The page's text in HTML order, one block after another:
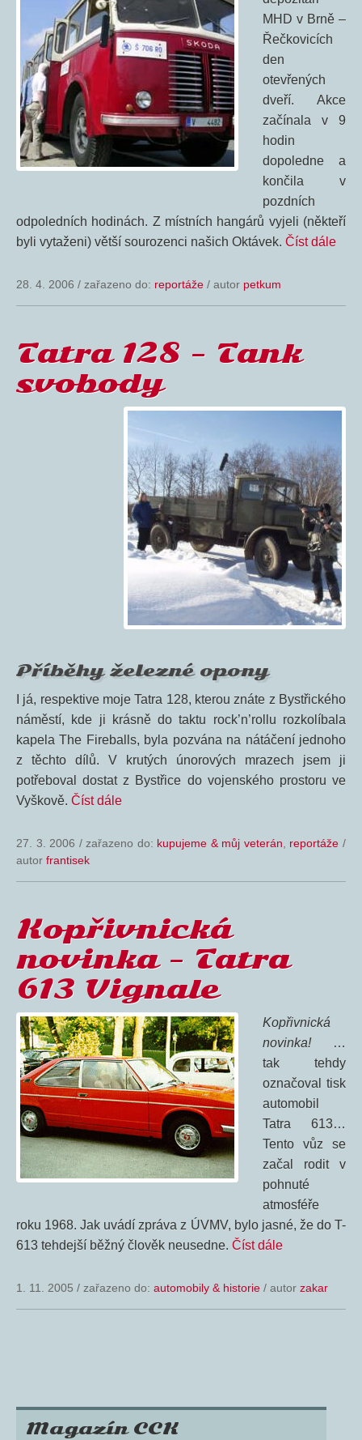
MHD v Brně –
Řečkovicích
den
otevřených
dveří. Akce
začínala v 9
hodin
dopoledne a
končila v
pozdních
odpoledních hodinách. Z místních hangárů vyjeli (někteří
byli vytaženi) větší sourozenci našich Oktávek. Číst dále
28. 4. 2006 / zařazeno do: reportáže / autor petkum
Tatra 128 – Tank
svobody
Příběhy železné opony
I já, respektive moje Tatra 128, kterou znáte z Bystřického
náměstí, kde ji krásně do taktu rock’n’rollu rozkolíbala
kapela The Fireballs, byla pozvána na nátáčení jednoho
z těchto dílů. V krutých únorových mrazech jsem ji
potřeboval dostat z Bystřice do vojenského prostoru ve
Vyškově. Číst dále
27. 3. 2006 / zařazeno do: kupujeme & můj veterán reportáže /
autor frantisek
Kopřivnická
novinka – Tatra
613 Vignale
Kopřivnická
novinka!…
tak tehdy
označoval tisk
automobil
Tatra 613…
Tento vůz se
začal rodit v
pohnuté
atmosféře
roku 1968. Jak uvádí zpráva z ÚVMV, bylo jasné, že do T-
613 tehdejší běžný člověk neusedne. Číst dále
1. 11. 2005 / zařazeno do: automobily & historie / autor zakar
Magazín CCK